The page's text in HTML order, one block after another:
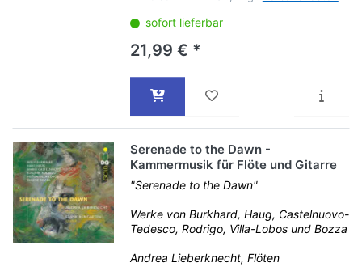
sofort lieferbar
21,99 € *
Serenade to the Dawn -
Kammermusik für Flöte und Gitarre
"Serenade to the Dawn"
Werke von Burkhard, Haug, Castelnuovo-
Tedesco, Rodrigo, Villa-Lobos und Bozza
Andrea Lieberknecht, Flöten